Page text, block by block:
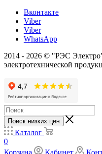
Вконтакте
Viber
Viber
WhatsApp
2014 - 2026 © "РЭС
электротехнической
Поиск низких цен
Каталог
0
Корзина
Кабинет